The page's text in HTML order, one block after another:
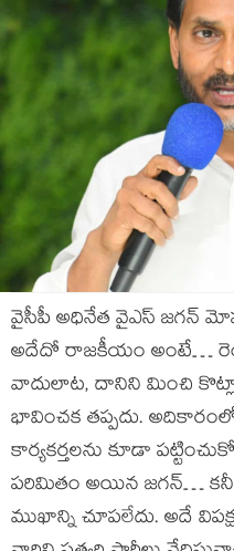
వైసీపీ అధినేత వైఎస్ జగన్
అదేదో రాజకీయం అంటే…
వాదులాట, దానిని మించి
భావించక తప్పదు.
కార్యకర్తలను కూడా
పరిమితం అయిన జగన్…
ముఖాన్ని చూపలేదు. అదే